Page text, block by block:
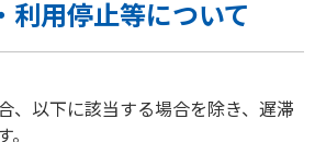
利用停止等について
、以下に該当する場合を除き、遅滞
。